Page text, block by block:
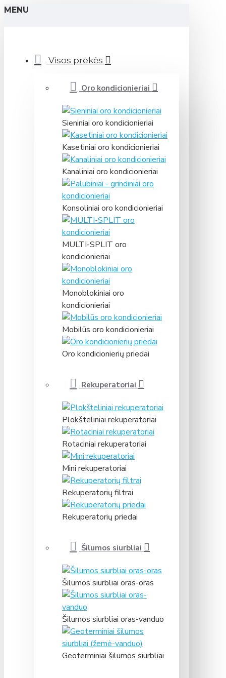
MENU
Visos prekės
Oro kondicionieriai
Sieniniai oro kondicionieriai
Kasetiniai oro kondicionieriai
Kanaliniai oro kondicionieriai
Konsoliniai oro kondicionieriai
MULTI-SPLIT oro
kondicionieriai
Monoblokiniai oro
kondicionieriai
Mobilūs oro kondicionieriai
Oro kondicionierių priedai
Rekuperatoriai
Plokšteliniai rekuperatoriai
Rotaciniai rekuperatoriai
Mini rekuperatoriai
Rekuperatorių filtrai
Rekuperatorių priedai
Šilumos siurbliai
Šilumos siurbliai oras-oras
Šilumos siurbliai oras-vanduo
Geoterminiai šilumos siurbliai